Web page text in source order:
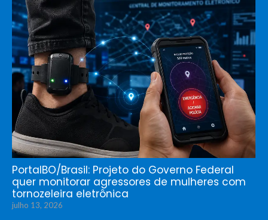
PortalBO/Brasil: Projeto do Governo Federal
quer monitorar agressores de mulheres com
tornozeleira eletrônica
julho 13, 2026